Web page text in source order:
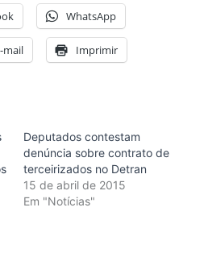
WhatsApp
mail Imprimir
Deputados contestam
denúncia sobre contrato de
terceirizados no Detran
15 de abril de 2015
Em "Notícias"